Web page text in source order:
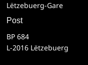
Lëtzebuerg-Gare
Post
BP 684
L-2016 Lëtzebuerg